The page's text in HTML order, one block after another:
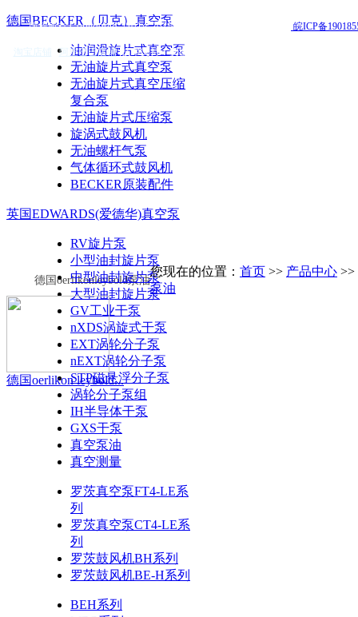
德国Rietschle(里奇乐)真空泵
德国Pfeiffer（普发）真空泵
日本ULVAC（爱发科）真空泵
ZD（众德）真空泵
FIRST（富斯特)真空泵
真空系统
真空泵油
真空附件
真空泵配件
真空泵维修保养
德国BECKER（贝克）真空泵
油润滑旋片式真空泵
无油旋片式真空泵
无油旋片式真空压缩
复合泵
无油旋片式压缩泵
旋涡式鼓风机
无油螺杆气泵
气体循环式鼓风机
BECKER原装配件
英国EDWARDS(爱德华)真空泵
RV旋片泵
小型油封旋片泵
中型油封旋片泵
大型油封旋片泵
GV工业干泵
nXDS涡旋式干泵
EXT涡轮分子泵
nEXT涡轮分子泵
STP磁悬浮分子泵
涡轮分子泵组
IH半导体干泵
GXS干泵
真空泵油
真空测量
罗茨真空泵FT4-LE系
列
罗茨真空泵CT4-LE系
列
罗茨鼓风机BH系列
罗茨鼓风机BE-H系列
BEH系列
德国oerlikonleybold泵油
您现在的位置： 首页 >> 产品中心
泵油
德国oerlikon leybold...
版权所有 Copyright(C)2014-2015 合肥志徽自动机电有限公司 皖ICP备
阿里巴巴店铺 | 技术支持：安徽安搜